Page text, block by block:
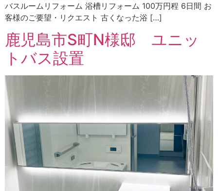
バスルームリフォーム 浴槽リフォーム 100万円程 6日間 お
客様のご要望・リクエスト 古くなった浴 […]
鹿児島市S町N様邸 ユニッ
トバス設置